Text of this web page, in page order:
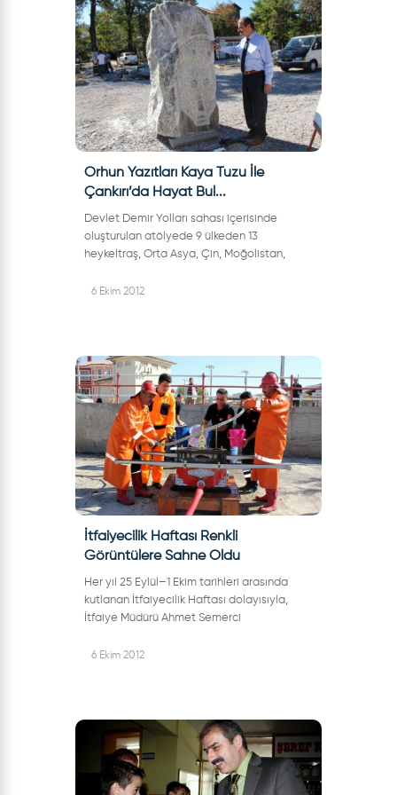
Orhun Yazıtları Kaya Tuzu İle
Çankırı’da Hayat Bul...
Devlet Demir Yolları sahası içerisinde
oluşturulan atölyede 9 ülkeden 13
heykeltraş, Orta Asya, Çin, Moğolistan,
yazıtlarını tuz madeninden çıkarılan kütle
6 Ekim 2012
İtfaiyecilik Haftası Renkli
Görüntülere Sahne Oldu
Her yıl 25 Eylül–1 Ekim tarihleri arasında
kutlanan İtfaiyecilik Haftası dolayısıyla,
İtfaiye Müdürü Ahmet Semerci
Başkanı İrfan Dinç’i, daha sonra da Başka...
6 Ekim 2012